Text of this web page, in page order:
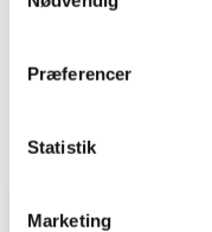
Præferencer
Statistik
Marketing
forbrændingen